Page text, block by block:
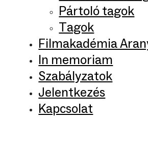
Pártoló tagok
Tagok
Filmakadémia
In memoriam
Szabályzatok
Jelentkezés
Kapcsolat